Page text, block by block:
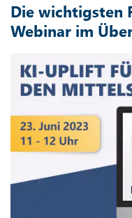
Die wichtigsten
Webinar im